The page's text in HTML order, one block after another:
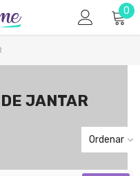
0
0
JANTAR
Ordenar